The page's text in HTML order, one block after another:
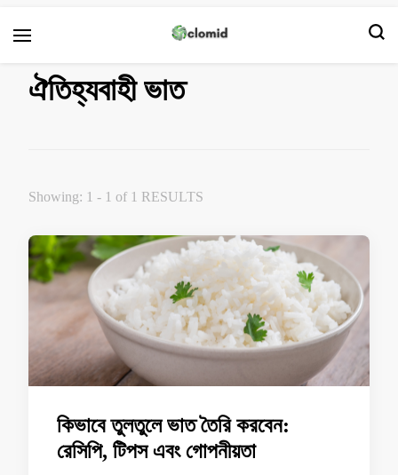
ক্লোমিড
ঐতিহ্যবাহী ভাত
Showing: 1 - 1 of 1 RESULTS
কিভাবে তুলতুলে ভাত তৈরি করবেন:
রেসিপি, টিপস এবং গোপনীয়তা